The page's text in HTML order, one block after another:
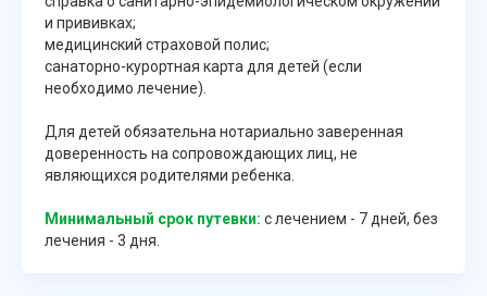
и прививках;
медицинский страховой полис;
санаторно-курортная карта для детей (если
необходимо лечение).
Для детей обязательна нотариально заверенная
доверенность на сопровождающих лиц, не
являющихся родителями ребенка.
Минимальный срок путевки: с лечением - 7 дней, без
лечения - 3 дня.